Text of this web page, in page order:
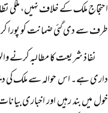
احتجاج ملک کے خلاف نہیں، ملکی
طرف سے دی گئی ضمانت کو پورا
نفاذ شریعت کا مطالبہ کرنے
داری ہے۔ اس حوالہ سے ملک کی
خول میں بند رہیں اور اخباری